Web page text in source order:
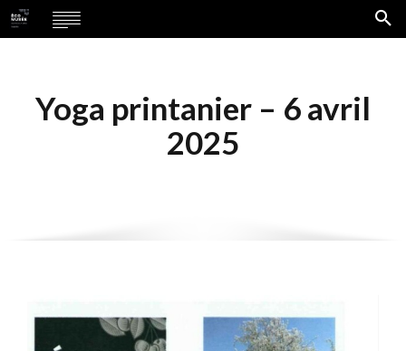
Yoga printanier – 6 avril
2025